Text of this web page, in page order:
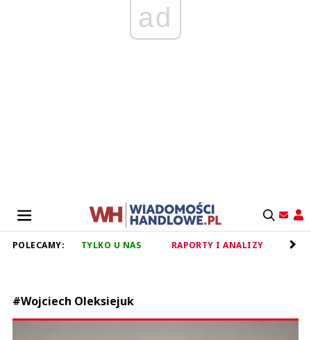
ad
POLECAMY: TYLKO U NAS RAPORTY I ANALIZY
#Wojciech Oleksiejuk